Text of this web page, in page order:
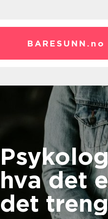
BARESUNN. no
hva det
det